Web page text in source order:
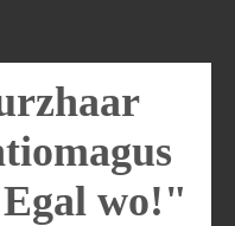
wo!"